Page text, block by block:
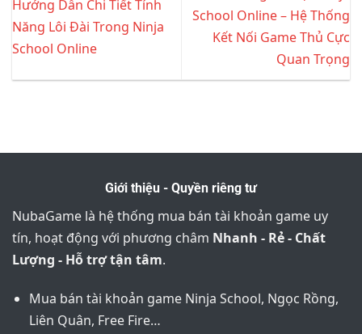
Hướng Dẫn Chi Tiết Tính
Năng Lôi Đài Trong Ninja
School Online
School Online – Hệ Thống
Kết Nối Game Thủ Cực
Quan Trọng
Giới thiệu - Quyền riêng tư
NubaGame là hệ thống mua bán tài khoản game uy
tín, hoạt động với phương châm Nhanh - Rẻ - Chất
Lượng - Hỗ trợ tận tâm.
Mua bán tài khoản game Ninja School, Ngọc Rồng,
Liên Quân, Free Fire…